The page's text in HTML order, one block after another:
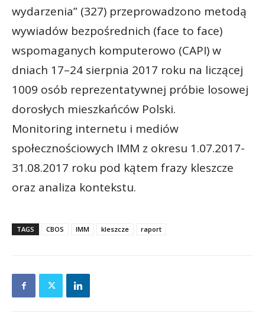
wydarzenia” (327) przeprowadzono metodą
wywiadów bezpośrednich (face to face)
wspomaganych komputerowo (CAPI) w
dniach 17–24 sierpnia 2017 roku na liczącej
1009 osób reprezentatywnej próbie losowej
dorosłych mieszkańców Polski.
Monitoring internetu i mediów
społecznościowych IMM z okresu 1.07.2017-
31.08.2017 roku pod kątem frazy kleszcze
oraz analiza kontekstu.
TAGS CBOS IMM kleszcze raport